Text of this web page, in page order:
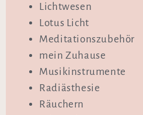
Lichtwesen
Lotus Licht
Meditationszubehör
mein Zuhause
Musikinstrumente
Radiästhesie
Räuchern